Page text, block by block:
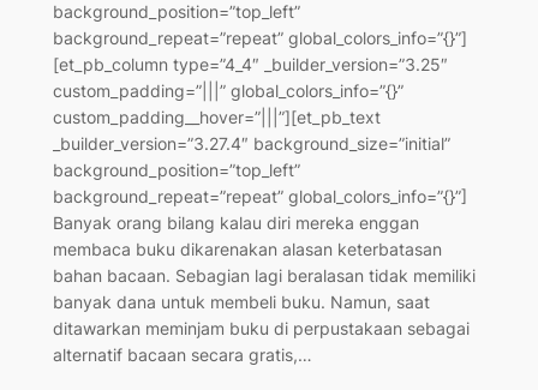
background_position=”top_left”
background_repeat=”repeat” global_colors_info=”{}”]
[et_pb_column type=”4_4″ _builder_version=”3.25″
custom_padding=”|||” global_colors_info=”{}”
custom_padding__hover=”|||”][et_pb_text
_builder_version=”3.27.4″ background_size=”initial”
background_position=”top_left”
background_repeat=”repeat” global_colors_info=”{}”]
Banyak orang bilang kalau diri mereka enggan
membaca buku dikarenakan alasan keterbatasan
bahan bacaan. Sebagian lagi beralasan tidak memiliki
banyak dana untuk membeli buku. Namun, saat
ditawarkan meminjam buku di perpustakaan sebagai
alternatif bacaan secara gratis,…